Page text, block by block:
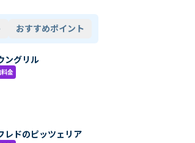
おすすめポイント
ングリル
金
レドのピッツェリア